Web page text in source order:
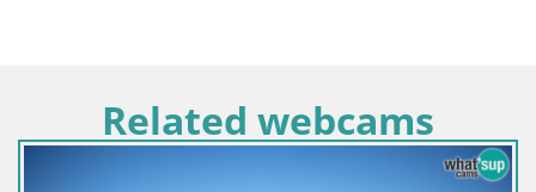
Related webcams